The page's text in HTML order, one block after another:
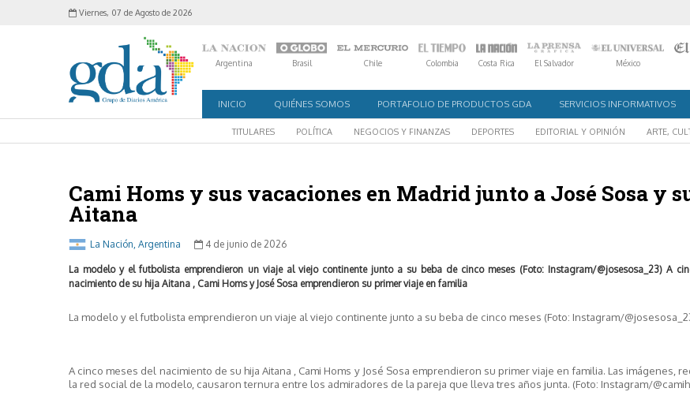
Viernes, 07 de Agosto de 2026
Argentina Brasil Chile Colombia Costa Rica El Salvador México
INICIO QUIÉNES SOMOS PORTAFOLIO DE PRODUCTOS GDA SERVICIOS INFORMATIVOS
TITULARES POLÍTICA NEGOCIOS Y FINANZAS DEPORTES EDITORIAL Y OPINIÓN ARTE,
Cami Homs y sus vacaciones en Madrid junto a José Sosa y
Aitana
La Nación, Argentina 4 de junio de 2026
La modelo y el futbolista emprendieron un viaje al viejo continente junto a su beba de cinco meses (Foto: Instagram/@josesosa_23) A
nacimiento de su hija Aitana , Cami Homs y José Sosa emprendieron su primer viaje en familia
La modelo y el futbolista emprendieron un viaje al viejo continente junto a su beba de cinco meses (Foto: Instagram/
A cinco meses del nacimiento de su hija Aitana , Cami Homs y José Sosa emprendieron su primer viaje en familia. Las imágenes,
la red social de la modelo, causaron ternura entre los admiradores de la pareja que lleva tres años junta. (Foto: Instagram/